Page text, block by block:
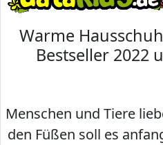
Warme
Bestseller 2022
Menschen und Tiere
den Füßen soll es